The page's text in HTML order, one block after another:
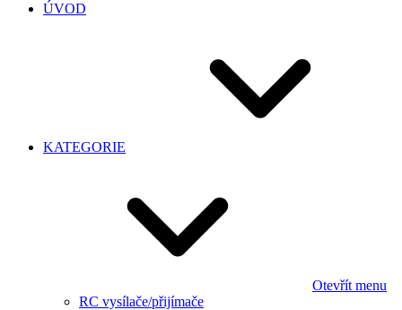
ÚVOD
KATEGORIE
Otevřít menu
RC vysílače/přijímače